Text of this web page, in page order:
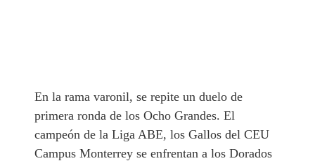
En la rama varonil, se repite un duelo de
primera ronda de los Ocho Grandes. El
campeón de la Liga ABE, los Gallos del CEU
Campus Monterrey se enfrentan a los Dorados